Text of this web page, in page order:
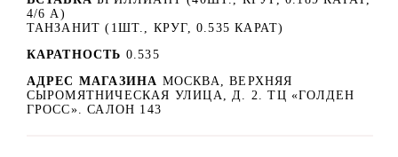
4/6 А)
ТАНЗАНИТ (1ШТ., КРУГ, 0.535 КАРАТ)
КАРАТНОСТЬ 0.535
АДРЕС МАГАЗИНА МОСКВА, ВЕРХНЯЯ
СЫРОМЯТНИЧЕСКАЯ УЛИЦА, Д. 2. ТЦ «ГОЛДЕН
ГРОСС». САЛОН 143